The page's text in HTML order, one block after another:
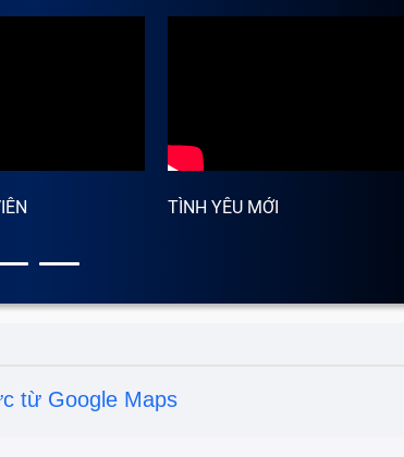
TÌNH YÊU MỚI
từ Google Maps